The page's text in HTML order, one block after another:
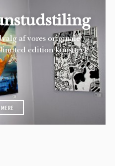
af vores originale
edition kunsttryk